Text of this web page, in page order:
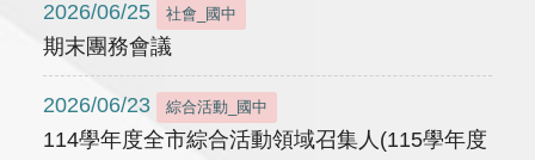
2026/06/25 社會_國中
期末團務會議
2026/06/23 綜合活動_國中
114學年度全市綜合活動領域召集人(115學年度